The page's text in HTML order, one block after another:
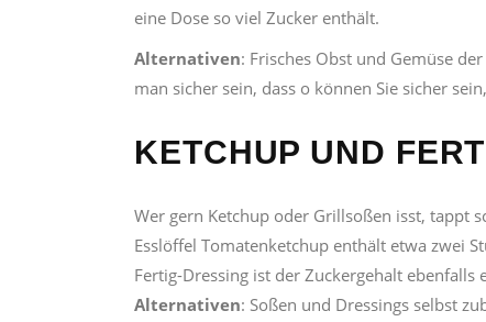
eine Dose so viel Zucker enthält.
Alternativen: Frisches Obst und Gemüse
man sicher sein, dass o können Sie sicher
KETCHUP UND
Wer gern Ketchup oder Grillsoßen isst, tappt
Esslöffel Tomatenketchup enthält etwa zwei
Fertig-Dressing ist der Zuckergehalt ebenfalls
Alternativen: Soßen und Dressings selbst